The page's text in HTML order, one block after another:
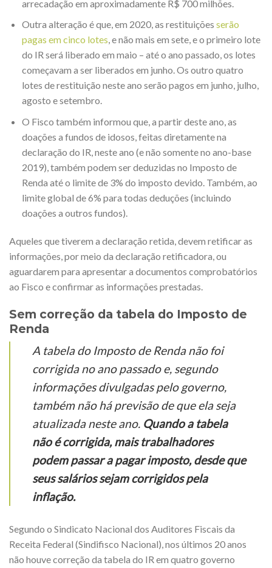
arrecadação em aproximadamente R$ 700 milhões.
Outra alteração é que, em 2020, as restituições serão
pagas em cinco lotes, e não mais em sete, e o primeiro lote
do IR será liberado em maio – até o ano passado, os lotes
começavam a ser liberados em junho. Os outro quatro
lotes de restituição neste ano serão pagos em junho, julho,
agosto e setembro.
O Fisco também informou que, a partir deste ano, as
doações a fundos de idosos, feitas diretamente na
declaração do IR, neste ano (e não somente no ano-base
2019), também podem ser deduzidas no Imposto de
Renda até o limite de 3% do imposto devido. Também, ao
limite global de 6% para todas deduções (incluindo
doações a outros fundos).
Aqueles que tiverem a declaração retida, devem retificar as
informações, por meio da declaração retificadora, ou
aguardarem para apresentar a documentos comprobatórios
ao Fisco e confirmar as informações prestadas.
Sem correção da tabela do Imposto de
Renda
A tabela do Imposto de Renda não foi
corrigida no ano passado e, segundo
informações divulgadas pelo governo,
também não há previsão de que ela seja
atualizada neste ano. Quando a tabela
não é corrigida, mais trabalhadores
podem passar a pagar imposto, desde que
seus salários sejam corrigidos pela
inflação.
Segundo o Sindicato Nacional dos Auditores Fiscais da
Receita Federal (Sindifisco Nacional), nos últimos 20 anos
não houve correção da tabela do IR em quatro governo